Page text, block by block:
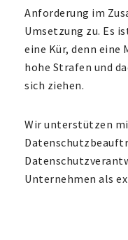
Anforderung im
Umsetzung zu. Es
eine Kür, denn eine
hohe Strafen und
sich ziehen.
Wir unterstützen
Unternehmen als